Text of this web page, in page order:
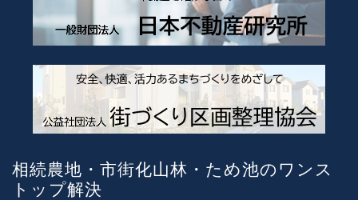
相続農地・市街化山林・ため池のワンス
トップ解決